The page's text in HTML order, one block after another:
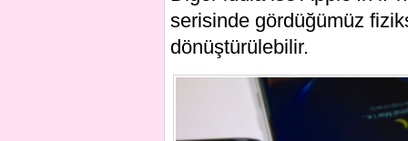
serisinde gördüğümüz
dönüştürülebilir.